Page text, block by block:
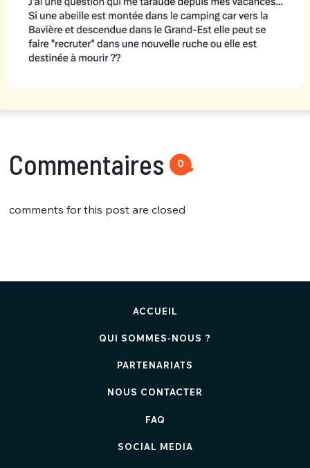
Commentaires 0
comments for this post are closed
ACCUEIL
QUI SOMMES-NOUS ?
PARTENARIATS
NOUS CONTACTER
FAQ
SOCIAL MEDIA